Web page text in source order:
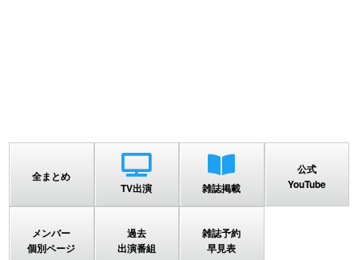
全まとめ
TV出演
雑誌掲載
公式
YouTube
メンバー
個別ページ
過去
出演番組
雑誌予約
早見表